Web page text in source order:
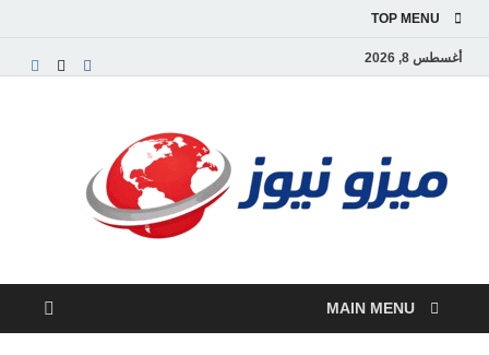
TOP MENU
أغسطس 8, 2026
MAIN MENU